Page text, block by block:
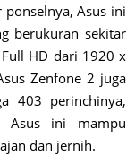
ponselnya, Asus ini
berukuran sekitar
HD dari 1920 x
Zenfone 2 juga
403 perinchinya,
Asus ini mampu
dan jernih.